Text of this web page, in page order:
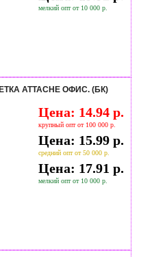
мелкий опт от 10 000 р.
ATTACHE ОФИС. (БК)
Цена: 14.94 р.
крупный опт от 100 000 р.
Цена: 15.99 р.
средний опт от 50 000 р.
Цена: 17.91 р.
мелкий опт от 10 000 р.